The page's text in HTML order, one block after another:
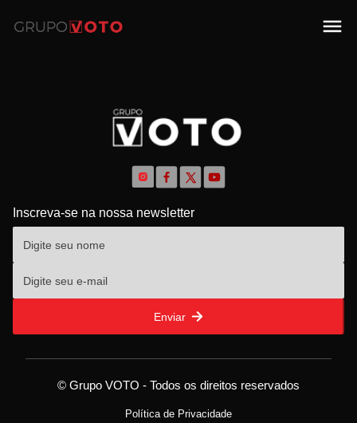
Inscreva-se na nossa newsletter
Enviar
© Grupo VOTO - Todos os direitos reservados
Política de Privacidade